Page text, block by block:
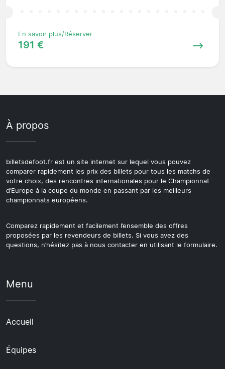
En savoir plus/Réserver
191 €
À propos
billetsdefoot.fr est un site internet sur lequel vous pouvez
comparer rapidement les prix des billets pour tous les matchs de
votre choix, des rencontres internationales pour le Championnat
d’Europe à la coupe du monde en passant par les meilleurs
championnats européens.
Comparez rapidement et facilement l’ensemble des offres
proposées par les revendeurs de billets. Si vous avez des
questions, n’hésitez pas à nous contacter en utilisant le formulaire.
Menu
Accueil
Équipes